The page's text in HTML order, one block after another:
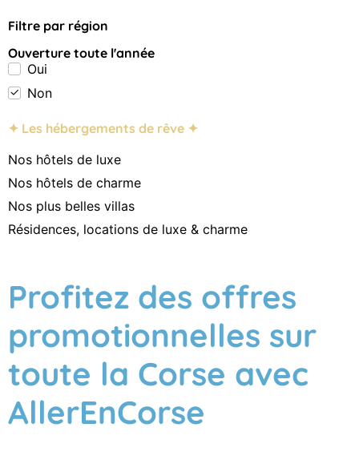
Filtre par région
Ouverture toute l'année
Oui
Non
✦ Les hébergements de rêve ✦
Nos hôtels de luxe
Nos hôtels de charme
Nos plus belles villas
Résidences, locations de luxe & charme
Profitez des offres
promotionnelles sur
toute la Corse avec
AllerEnCorse